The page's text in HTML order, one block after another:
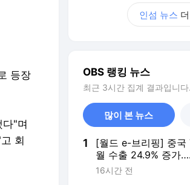
등장
"며
회
인섬 뉴스
OBS 랭킹 뉴스
최근 3시간 집계 결과입니다.
많이 본 뉴스
1
[월드 e-브리핑] 중국
월 수출 24.9% 증가…
국산 수입은 두배
16시간 전